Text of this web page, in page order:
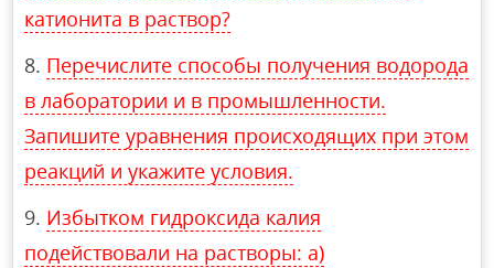
катионита в раствор?
Перечислите способы получения водорода
в лаборатории и в промышленности.
Запишите уравнения происходящих при этом
реакций и укажите условия.
Избытком гидроксида калия
подействовали на растворы: а)